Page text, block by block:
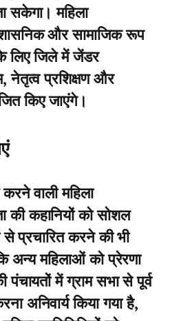
सकेगा। महिला
और सामाजिक रूप
लिए जिले में जेंडर
नेतृत्व प्रशिक्षण और
किए जाएंगे।
करने वाली महिला
की कहानियों को सोशल
से प्रचारित करने की भी
अन्य महिलाओं को प्रेरणा
में ग्राम सभा से पूर्व
अनिवार्य किया गया है,